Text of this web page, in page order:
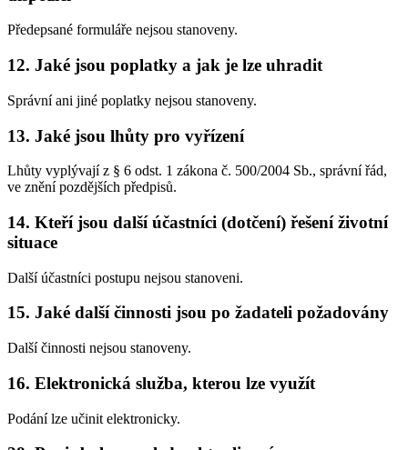
Předepsané formuláře nejsou stanoveny.
12. Jaké jsou poplatky a jak je lze uhradit
Správní ani jiné poplatky nejsou stanoveny.
13. Jaké jsou lhůty pro vyřízení
Lhůty vyplývají z § 6 odst. 1 zákona č. 500/2004 Sb., správní řád,
ve znění pozdějších předpisů.
14. Kteří jsou další účastníci (dotčení) řešení životní
situace
Další účastníci postupu nejsou stanoveni.
15. Jaké další činnosti jsou po žadateli požadovány
Další činnosti nejsou stanoveny.
16. Elektronická služba, kterou lze využít
Podání lze učinit elektronicky.